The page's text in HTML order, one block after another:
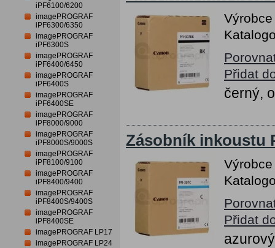
iPF6100/6200
imagePROGRAF
iPF6300/6350
imagePROGRAF
iPF6300S
imagePROGRAF
iPF6400/6450
imagePROGRAF
iPF6400S
imagePROGRAF
iPF6400SE
imagePROGRAF
iPF8000/9000
imagePROGRAF
iPF8000S/9000S
imagePROGRAF
iPF8100/9100
imagePROGRAF
iPF8400/9400
imagePROGRAF
iPF8400S/9400S
imagePROGRAF
iPF8400SE
imagePROGRAF LP17
imagePROGRAF LP24
Přidat
černý,
Zásobník inkoustu
Přidat